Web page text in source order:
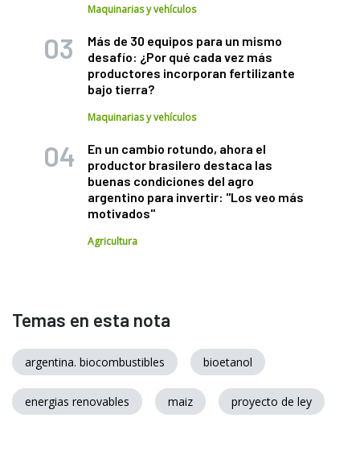
Maquinarias y vehículos
Más de 30 equipos para un mismo
desafío: ¿Por qué cada vez más
productores incorporan fertilizante
bajo tierra?
Maquinarias y vehículos
En un cambio rotundo, ahora el
productor brasilero destaca las
buenas condiciones del agro
argentino para invertir: "Los veo más
motivados"
Agricultura
Temas en esta nota
argentina. biocombustibles bioetanol
energias renovables maiz proyecto de ley